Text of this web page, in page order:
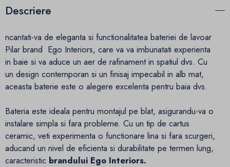
Descriere
ncantati-va de eleganta si functionalitatea bateriei de lavoar
Pilar brand Ego Interiors, care va va imbunatati experienta
in baie si va aduce un aer de rafinament in spatiul dvs. Cu
un design contemporan si un finisaj impecabil in alb mat,
aceasta baterie este o alegere excelenta pentru baia dvs.
Bateria este ideala pentru montajul pe blat, asigurandu-va o
instalare simpla si fara probleme. Cu un tip de cartus
ceramic, veti experimenta o functionare lina si fara scurgeri,
aducand un nivel de eficienta si durabilitate pe termen lung,
caracteristic brandului Ego Interiors.